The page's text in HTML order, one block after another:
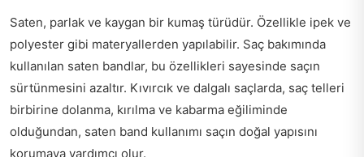
Saten, parlak ve kaygan bir kumaş türüdür. Özellikle ipek ve
polyester gibi materyallerden yapılabilir. Saç bakımında
kullanılan saten bandlar, bu özellikleri sayesinde saçın
sürtünmesini azaltır. Kıvırcık ve dalgalı saçlarda, saç telleri
birbirine dolanma, kırılma ve kabarma eğiliminde
olduğundan, saten band kullanımı saçın doğal yapısını
korumaya yardımcı olur.